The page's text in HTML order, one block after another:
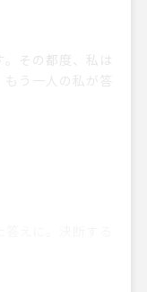
。その都度、私は